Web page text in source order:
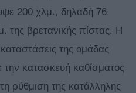
200 χλμ., δηλαδή 76
της βρετανικής πίστας. Η
της ομάδας
κατασκευή καθίσματος
ρύθμιση της κατάλληλης